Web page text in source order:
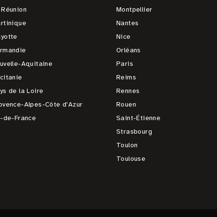
Aquitaine
de la Loire
Alpes-Côte d'Azur
de-France
Montpellier
Nantes
Nice
Orléans
Paris
Reims
Rennes
Rouen
Saint-Étienne
Strasbourg
Toulon
Toulouse